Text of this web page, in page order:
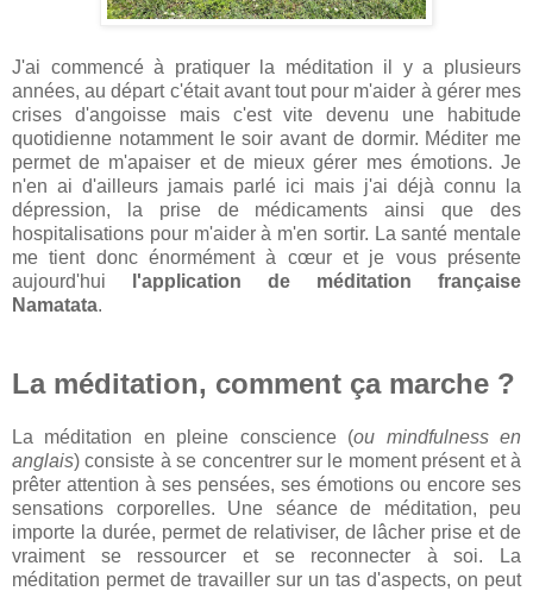
J'ai commencé à pratiquer la méditation il y a plusieurs
années, au départ c'était avant tout pour m'aider à gérer mes
crises d'angoisse mais c'est vite devenu une habitude
quotidienne notamment le soir avant de dormir. Méditer me
permet de m'apaiser et de mieux gérer mes émotions. Je
n'en ai d'ailleurs jamais parlé ici mais j'ai déjà connu la
dépression, la prise de médicaments ainsi que des
hospitalisations pour m'aider à m'en sortir. La santé mentale
me tient donc énormément à cœur et je vous présente
aujourd'hui
l'application de méditation française
Namatata.
La méditation, comment ça marche ?
La méditation en pleine conscience (ou mindfulness en
anglais) consiste à se concentrer sur le moment présent et à
prêter attention à ses pensées, ses émotions ou encore ses
sensations corporelles. Une séance de méditation, peu
importe la durée, permet de relativiser, de lâcher prise et de
vraiment se ressourcer et se reconnecter à soi. La
méditation permet de travailler sur un tas d'aspects, on peut